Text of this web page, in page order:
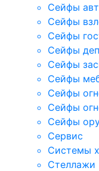
Сейфы
Сейфы
Сейфы
Сейфы
Сейфы
Сейфы
Сейфы
Сейфы
Сейфы
Сервис
Системы
Стеллажи